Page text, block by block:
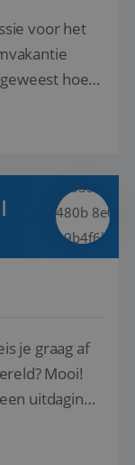
voor het
hoe
is een
je graag af
Mooi!
uitdaging
perfecte